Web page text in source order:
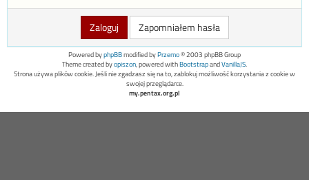
Zapomniałem hasła
Powered byphpBBmodified byPrzemo© 2003 phpBB Group
Theme created byopiszon, powered withBootstrapandVanillaJS.
Strona używa plików cookie. Jeśli nie zgadzasz się na to, zablokuj możliwość korzystania z cookie w
swojej przeglądarce.
my.pentax.org.pl